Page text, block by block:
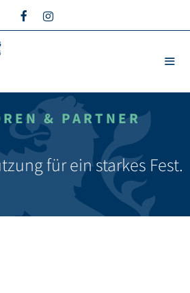
& PARTNER
für ein starkes Fest.